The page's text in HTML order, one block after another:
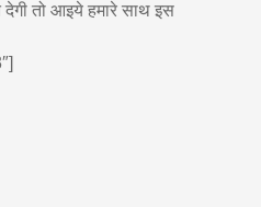
देगी तो आइये हमारे साथ इस